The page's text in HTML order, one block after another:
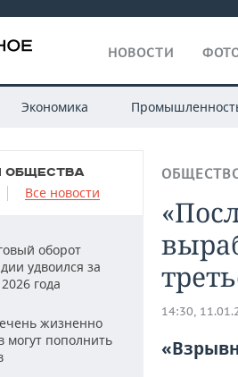
НОВОСТИ
Экономика
ОБЩЕСТВА
Все новости
оборот
удвоился за
года
жизненно
могут пополнить
14:30,